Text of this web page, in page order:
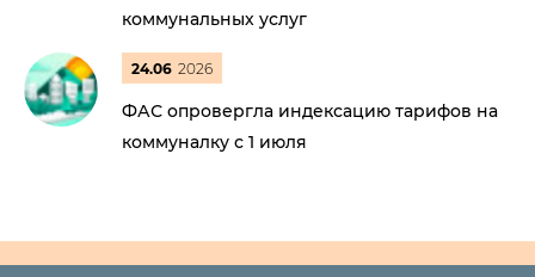
коммунальных услуг
24.06 2026
ФАС опровергла индексацию тарифов на
коммуналку с 1 июля